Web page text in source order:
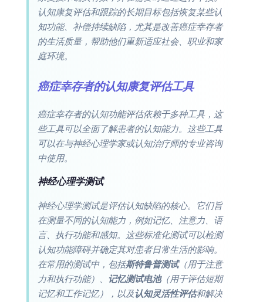
认知康复评估和跟踪的长期目标包括恢复某些认
知功能、补偿持续缺陷，尤其是改善癌症幸存者
的生活质量，帮助他们重新适应社会、职业和家
庭环境。
癌症幸存者的认知康复评估工具
癌症幸存者的认知功能评估依赖于多种工具，这
些工具可以全面了解患者的认知能力。这些工具
可以在与神经心理学家或认知治疗师的专业咨询
中使用。
神经心理学测试
神经心理学测试是评估认知缺陷的核心。它们旨
在测量不同的认知能力，例如记忆、注意力、语
言、执行功能和感知。这些标准化测试可以检测
认知功能障碍并确定其对患者日常生活的影响。
在常用的测试中，包括斯特鲁普测试（用于注意
力和执行功能）、 记忆测试电池（用于评估短期
记忆和工作记忆），以及认知灵活性评估和解决